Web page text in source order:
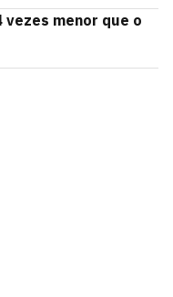
vezes menor que o